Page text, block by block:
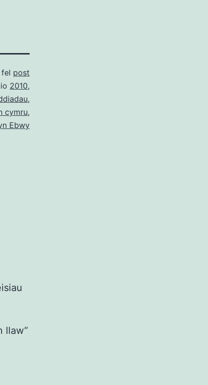
post
2010,
,
cymru,
Ebwy
llaw”